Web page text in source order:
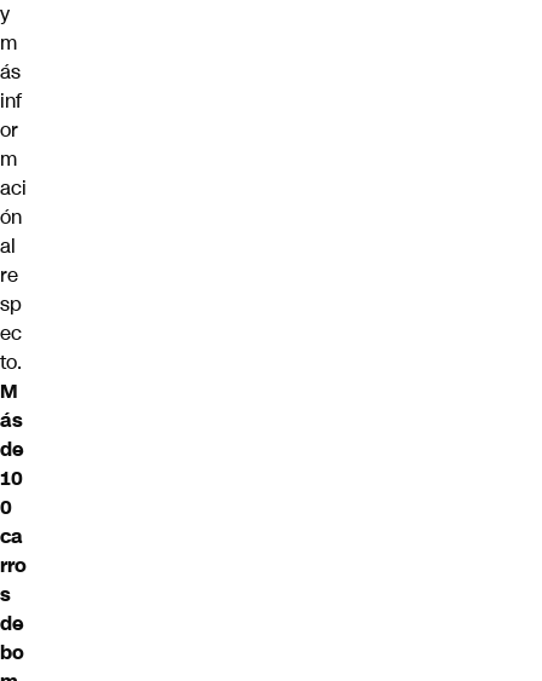
y
m
ás
inf
or
m
aci
ón
al
re
sp
ec
to.
M
ás
de
10
0
ca
rro
s
de
bo